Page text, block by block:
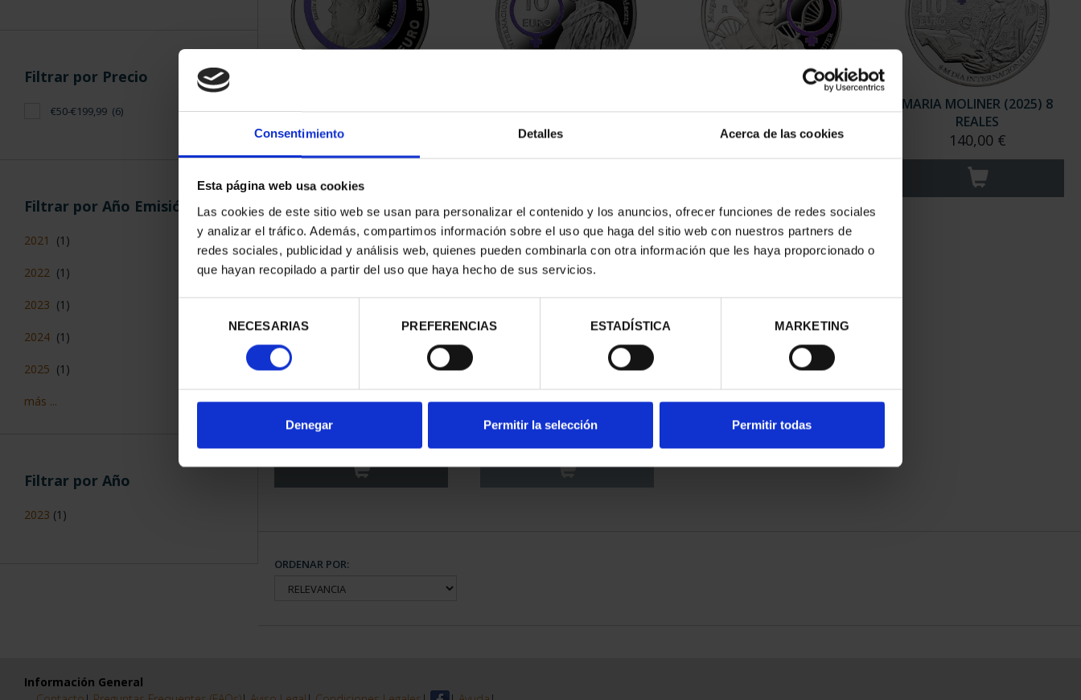
Consentimiento Detalles Acerca de las cookies
Esta página web usa cookies
Las cookies de este sitio web se usan para personalizar el contenido y los anuncios, ofrecer funciones de redes sociales
y analizar el tráfico. Además, compartimos información sobre el uso que haga del sitio web con nuestros partners de
redes sociales, publicidad y análisis web, quienes pueden combinarla con otra información que les haya proporcionado o
que hayan recopilado a partir del uso que haya hecho de sus servicios.
consentimiento
NECESARIAS PREFERENCIAS ESTADÍSTICA MARKETING
Denegar Permitir la selección Permitir todas
Filtrar por Precio
€50-€199,99 (6)
Filtrar por Año Emisión
2021 (1)
2022 (1)
2023 (1)
2024 (1)
2025 (1)
más ...
Filtrar por Año
2023 (1)
140,00 € 140,00 € 140,00 €
MARIA MOLINER (2025) 8
REALES
140,00 €
ALMUDENA GRANDES (2026)
140,00 €
CLARA CAMPOAMOR (2022)
140,00 €
ORDENAR POR:
Información General